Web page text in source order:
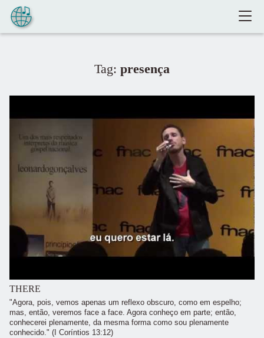
Pular para o conteúdo
Tag: presença
THERE
"Agora, pois, vemos apenas um reflexo obscuro, como em espelho;
mas, então, veremos face a face. Agora conheço em parte; então,
conhecerei plenamente, da mesma forma como sou plenamente
conhecido." (I Coríntios 13:12)